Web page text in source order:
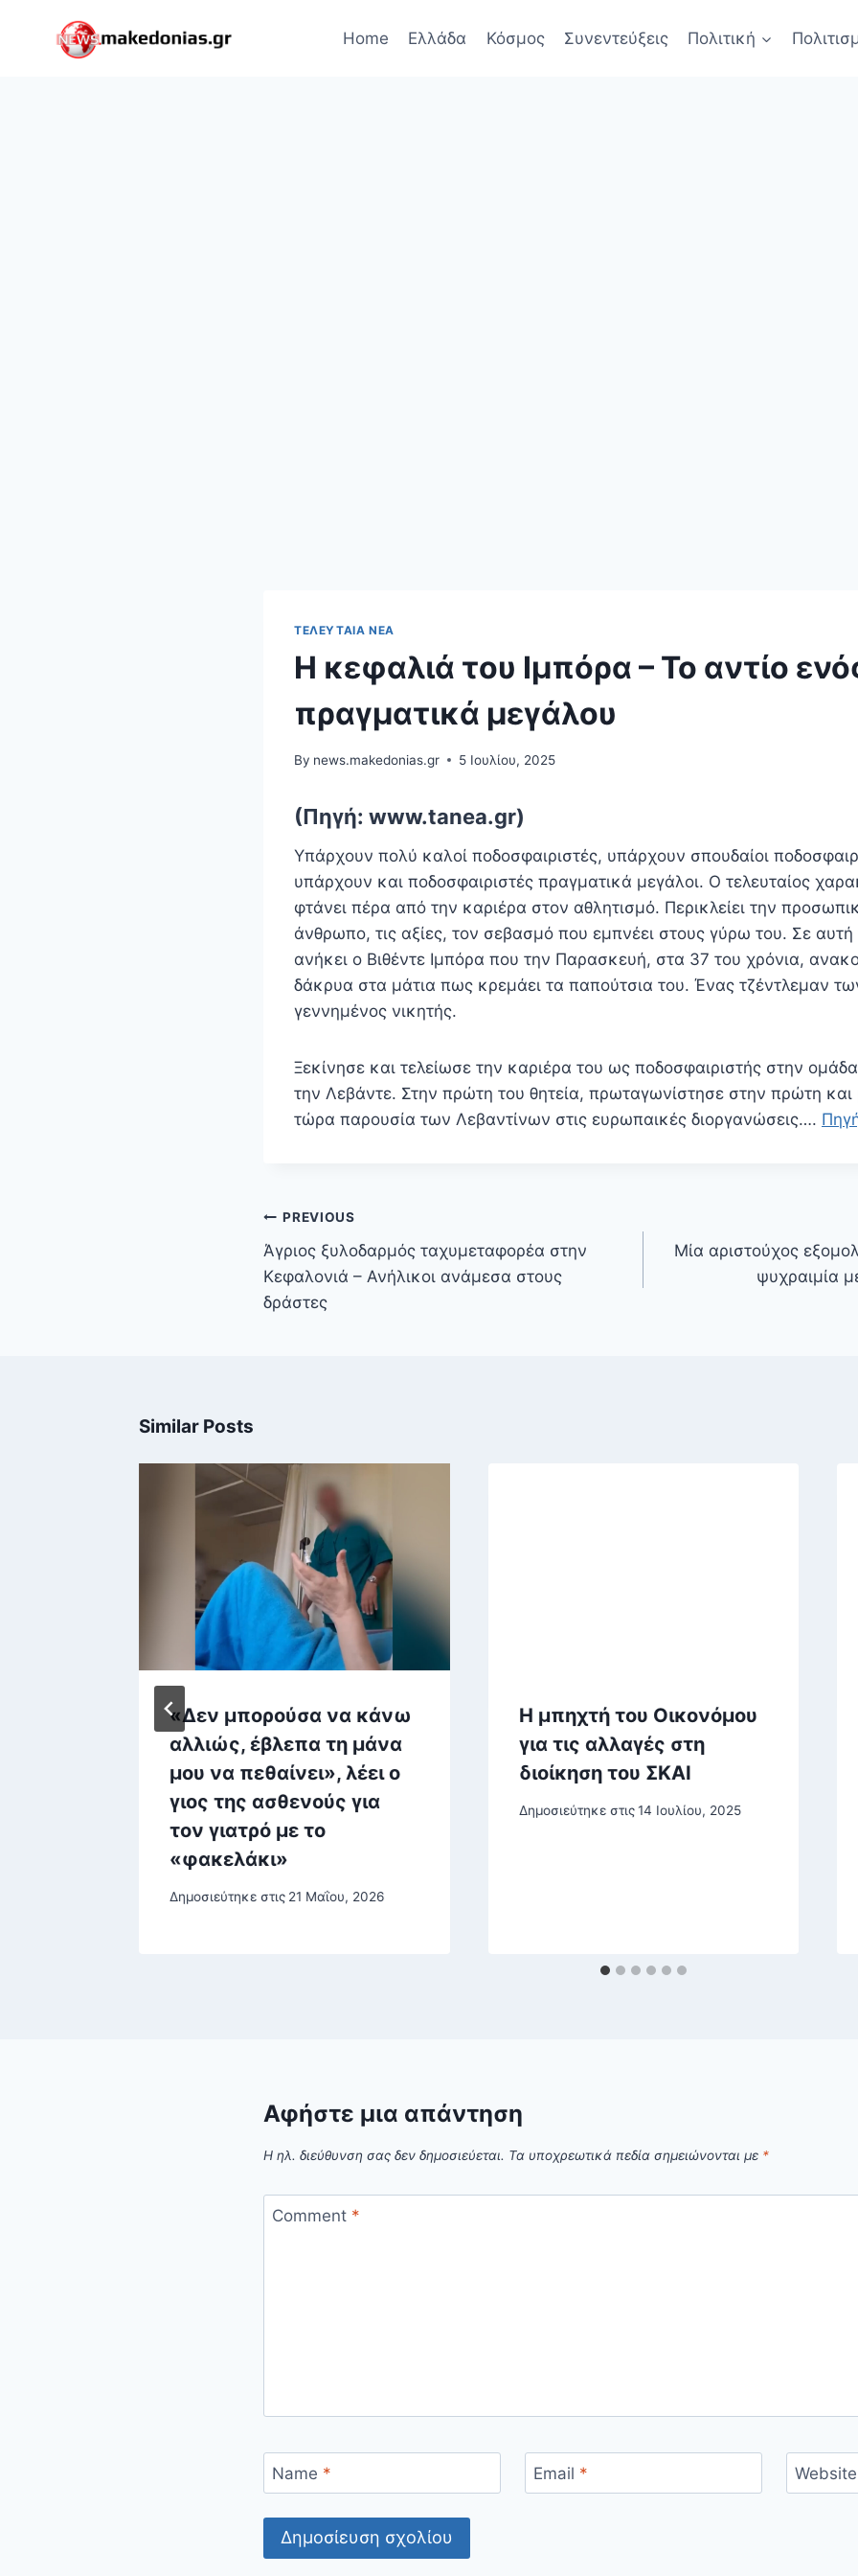
Home Ελλάδα Κόσμος Συνεντεύξεις Πολιτική
ΤΕΛΕΥΤΑΊΑ ΝΈΑ
Η κεφαλιά του Ιμπόρα – Το αντίο
πραγματικά μεγάλου
By news.makedonias.gr 5 Ιουλίου, 2025
(Πηγή: www.tanea.gr)
Υπάρχουν πολύ καλοί ποδοσφαιριστές, υπάρχουν σπουδαίοι
υπάρχουν και ποδοσφαιριστές πραγματικά μεγάλοι. Ο τελευταίος
φτάνει πέρα από την καριέρα στον αθλητισμό. Περικλείει την
άνθρωπο, τις αξίες, τον σεβασμό που εμπνέει στους γύρω του. Σε αυτή
ανήκει ο Βιθέντε Ιμπόρα που την Παρασκευή, στα 37 του χρόνια,
δάκρυα στα μάτια πως κρεμάει τα παπούτσια του. Ένας τζέντλεμαν
γεννημένος νικητής.
Ξεκίνησε και τελείωσε την καριέρα του ως ποδοσφαιριστής στην
την Λεβάντε. Στην πρώτη του θητεία, πρωταγωνίστησε στην πρώτη και
τώρα παρουσία των Λεβαντίνων στις ευρωπαικές διοργανώσεις….
Πλοήγηση
άρθρων
PREVIOUS
Άγριος ξυλοδαρμός ταχυμεταφορέα στην
Κεφαλονιά – Ανήλικοι ανάμεσα στους
δράστες
Μία αριστούχος
ψυχραιμία
Similar Posts
«Δεν μπορούσα να κάνω
αλλιώς, έβλεπα τη μάνα
μου να πεθαίνει», λέει ο
γιος της ασθενούς για
τον γιατρό με το
«φακελάκι»
Δημοσιεύτηκε στις 21 Μαΐου, 2026
Η μπηχτή του Οικονόμου
για τις αλλαγές στη
διοίκηση του ΣΚΑΙ
Δημοσιεύτηκε στις 14 Ιουλίου, 2025
Αφήστε μια απάντηση
Η ηλ. διεύθυνση σας δεν δημοσιεύεται. Τα υποχρεωτικά πεδία σημειώνονται με *
Comment *
Name * Email * Website